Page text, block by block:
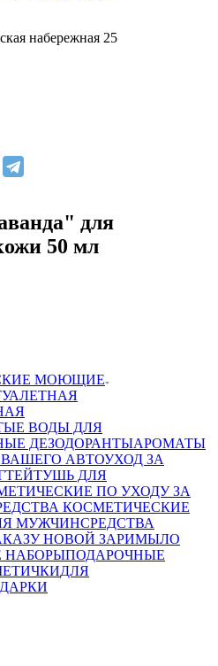
набережная 25
для
50 мл
МОЮЩИЕ
ВОДЫ ДЛЯ
ДЕЗОДОРАНТЫАРОМАТЫ
АВТОУХОД ЗА
ТУШЬ ДЛЯ
ПО УХОДУ ЗА
КОСМЕТИЧЕСКИЕ
МУЖЧИНСРЕДСТВА
НОВОЙ ЗАРИМЫЛО
НАБОРЫПОДАРОЧНЫЕ
ДЛЯ